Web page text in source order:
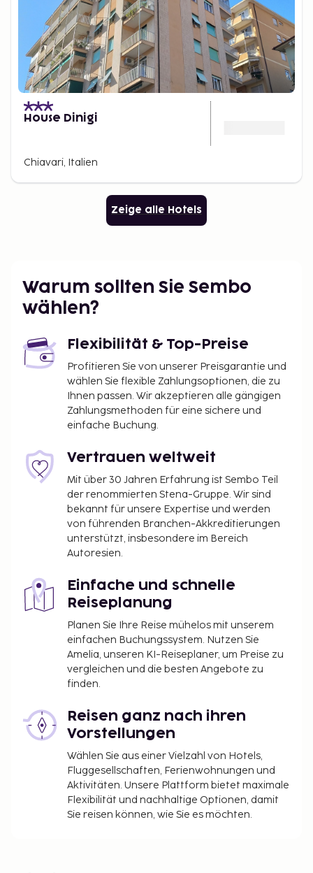
House Dinigi
Chiavari, Italien
Zeige alle Hotels
Warum sollten Sie Sembo
wählen?
Flexibilität & Top-Preise
Profitieren Sie von unserer Preisgarantie und
wählen Sie flexible Zahlungsoptionen, die zu
Ihnen passen. Wir akzeptieren alle gängigen
Zahlungsmethoden für eine sichere und
einfache Buchung.
Vertrauen weltweit
Mit über 30 Jahren Erfahrung ist Sembo Teil
der renommierten Stena-Gruppe. Wir sind
bekannt für unsere Expertise und werden
von führenden Branchen-Akkreditierungen
unterstützt, insbesondere im Bereich
Autoresien.
Einfache und schnelle
Reiseplanung
Planen Sie Ihre Reise mühelos mit unserem
einfachen Buchungssystem. Nutzen Sie
Amelia, unseren KI-Reiseplaner, um Preise zu
vergleichen und die besten Angebote zu
finden.
Reisen ganz nach ihren
Vorstellungen
Wählen Sie aus einer Vielzahl von Hotels,
Fluggesellschaften, Ferienwohnungen und
Aktivitäten. Unsere Plattform bietet maximale
Flexibilität und nachhaltige Optionen, damit
Sie reisen können, wie Sie es möchten.